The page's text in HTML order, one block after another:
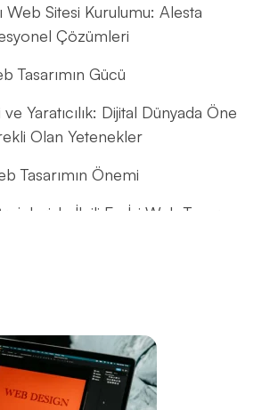
Web Sitesi Kurulumu: Alesta
Çözümleri
Tasarımın Gücü
Yaratıcılık: Dijital Dünyada Öne
Olan Yetenekler
Tasarımın Önemi
İlgili En İyi Web Tasarım
Tasarımında Profesyonel
Web Tasarımındaki Önemi